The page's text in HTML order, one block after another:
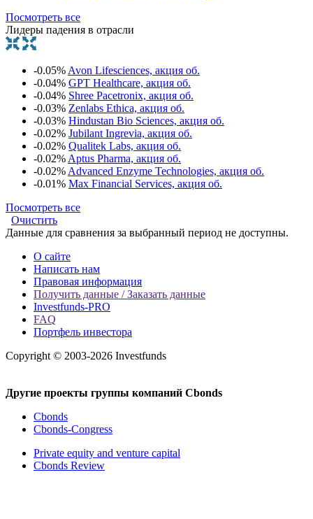
Посмотреть все
Лидеры падения в отрасли
-0.05% Avon Lifesciences, акция об.
-0.04% GPT Healthcare, акция об.
-0.04% Shree Pacetronix, акция об.
-0.03% Zenlabs Ethica, акция об.
-0.03% Hindustan Bio Sciences, акция об.
-0.02% Jubilant Ingrevia, акция об.
-0.02% Qualitek Labs, акция об.
-0.02% Aptus Pharma, акция об.
-0.02% Advanced Enzyme Technologies, акция об.
-0.01% Max Financial Services, акция об.
Посмотреть все
Очистить
Данные для сравнения за выбранный период не доступны.
О сайте
Написать нам
Правовая информация
Получить данные / Заказать данные
Investfunds-PRO
FAQ
Портфель инвестора
Copyright © 2003-2026 Investfunds
Другие проекты группы компаний Cbonds
Cbonds
Cbonds-Congress
Private equity and venture capital
Cbonds Review